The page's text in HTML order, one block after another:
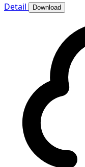
Detail
Download